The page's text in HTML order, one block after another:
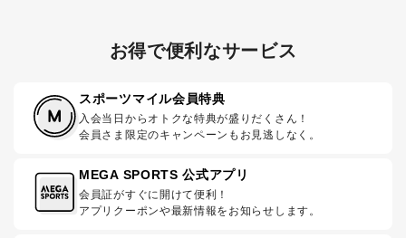
お得で便利なサービス
スポーツマイル会員特典
入会当日からオトクな特典が盛りだくさん！
会員さま限定のキャンペーンもお見逃しなく。
MEGA SPORTS 公式アプリ
会員証がすぐに開けて便利！
アプリクーポンや最新情報をお知らせします。